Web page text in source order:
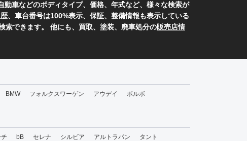
動車などのボディタイプ、価格、年式など、様々な検索が
、車台番号は100%表示、保証、整備情報も表示している
索できます。 他にも、買取、塗装、廃車処分の販売店情
BMW フォルクスワーゲン アウデイ ボルボ
bB セレナ シルビア アルトラパン
タント